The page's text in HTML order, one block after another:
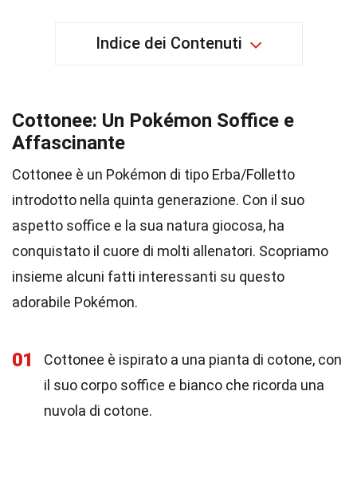
Indice dei Contenuti
Cottonee: Un Pokémon Soffice e
Affascinante
Cottonee è un Pokémon di tipo Erba/Folletto
introdotto nella quinta generazione. Con il suo
aspetto soffice e la sua natura giocosa, ha
conquistato il cuore di molti allenatori. Scopriamo
insieme alcuni fatti interessanti su questo
adorabile Pokémon.
01
Cottonee è ispirato a una pianta di cotone, con
il suo corpo soffice e bianco che ricorda una
nuvola di cotone.